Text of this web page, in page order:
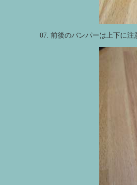
07. 前後のバンパーは上下に